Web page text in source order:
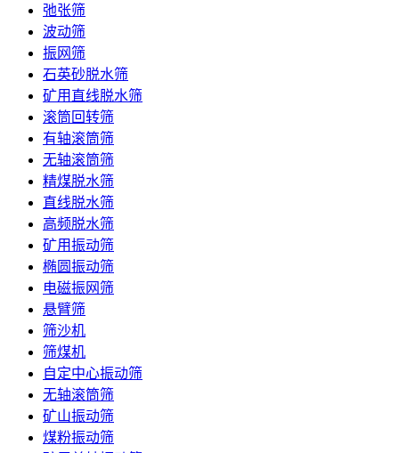
弛张筛
波动筛
振网筛
石英砂脱水筛
矿用直线脱水筛
滚筒回转筛
有轴滚筒筛
无轴滚筒筛
精煤脱水筛
直线脱水筛
高频脱水筛
矿用振动筛
椭圆振动筛
电磁振网筛
悬臂筛
筛沙机
筛煤机
自定中心振动筛
无轴滚筒筛
矿山振动筛
煤粉振动筛